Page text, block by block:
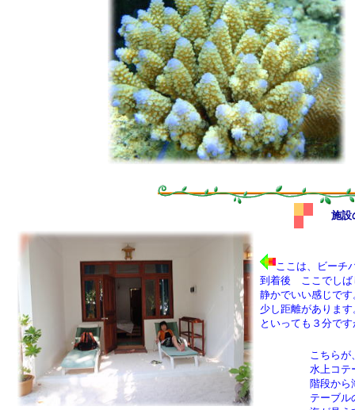
施設
ここは、ビーチ
到着後 ここでしば
静かでいい感じで
少し距離があります
といっても３分で
こちらが
水上コテ
階段か
テーブル